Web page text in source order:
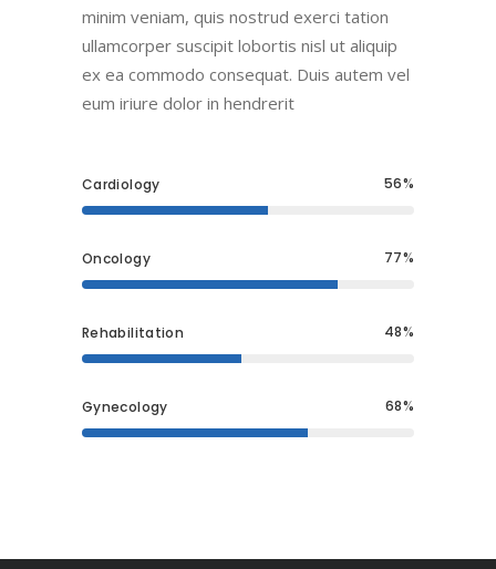
minim veniam, quis nostrud exerci tation
ullamcorper suscipit lobortis nisl ut aliquip
ex ea commodo consequat. Duis autem vel
eum iriure dolor in hendrerit
Cardiology 56
Oncology 77
Rehabilitation 48
Gynecology 68